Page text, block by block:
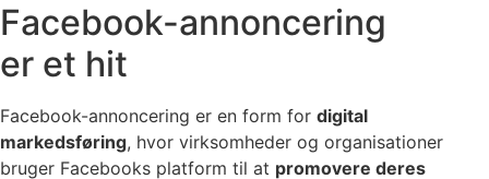
Facebook-annoncering
er et hit
Facebook-annoncering er en form for digital
markedsføring, hvor virksomheder og organisationer
bruger Facebooks platform til at promovere deres